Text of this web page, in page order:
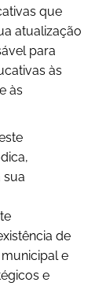
que
atualização
para
às
às
sua
de
e
e